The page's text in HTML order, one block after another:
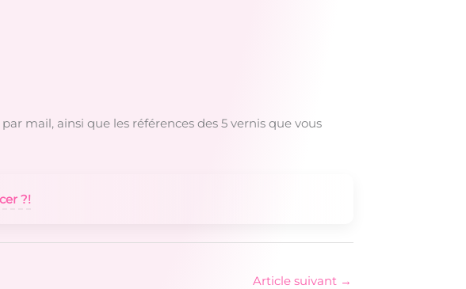
mail, ainsi que les références des 5 vernis que vous
?!
Article suivant →